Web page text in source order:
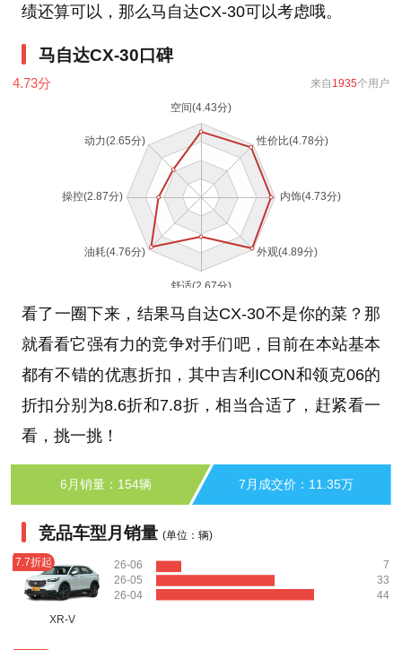
绩还算可以，那么马自达CX-30可以考虑哦。
马自达CX-30口碑
4.73分 来自 1935个用户
看了一圈下来，结果马自达CX-30不是你的菜？那
就看看它强有力的竞争对手们吧，目前在本站基本
都有不错的优惠折扣，其中吉利ICON和领克06的
折扣分别为8.6折和7.8折，相当合适了，赶紧看一
看，挑一挑！
6月销量：154辆 7月成交价：11.35万
竞品车型月销量 (单位：辆)
7.7折起
XR-V
26-06
26-05
26-04
7
33
44